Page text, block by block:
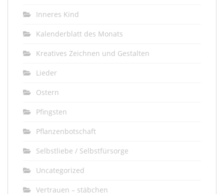
Inneres Kind
Kalenderblatt des Monats
Kreatives Zeichnen und Gestalten
Lieder
Ostern
Pfingsten
Pflanzenbotschaft
Selbstliebe / Selbstfürsorge
Uncategorized
Vertrauen – stäbchen